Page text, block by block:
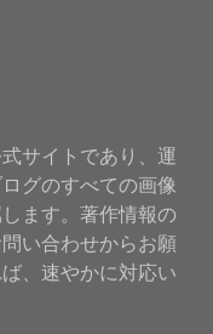
サイトであり、運
グのすべての画像
ます。著作情報の
い合わせからお願
、速やかに対応い